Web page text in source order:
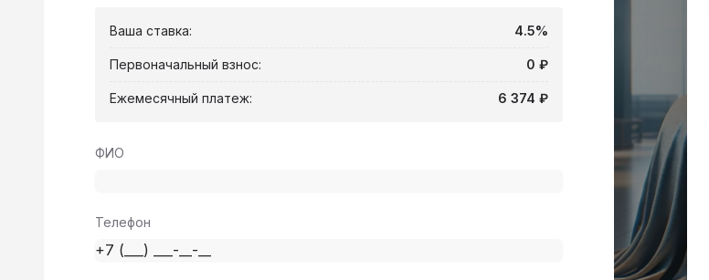
Ваша ставка: 4.5%
Первоначальный взнос: 0 ₽
Ежемесячный платеж: 6 374 ₽
ФИО
Телефон